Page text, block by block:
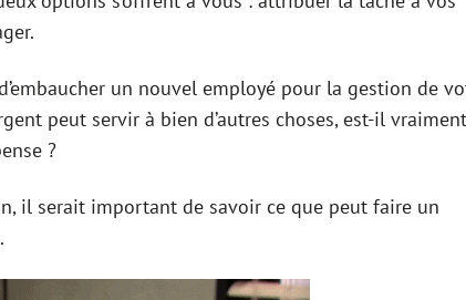
un nouvel employé pour la gestion de
peut servir à bien d’autres choses, est-il vraiment
?
il serait important de savoir ce que peut faire un